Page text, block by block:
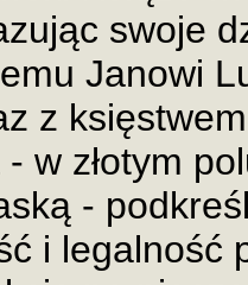
swoje
Janowi
z
w złotym
-
i legalność